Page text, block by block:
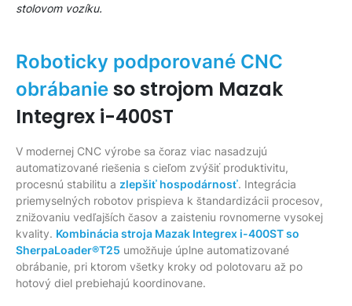
stolovom vozíku.
Roboticky podporované CNC
obrábanie so strojom Mazak
Integrex i-400ST
V modernej CNC výrobe sa čoraz viac nasadzujú
automatizované riešenia s cieľom zvýšiť produktivitu,
procesnú stabilitu a zlepšiť hospodárnosť. Integrácia
priemyselných robotov prispieva k štandardizácii procesov,
znižovaniu vedľajších časov a zaisteniu rovnomerne vysokej
kvality. Kombinácia stroja Mazak Integrex i-400ST so
SherpaLoader®T25 umožňuje úplne automatizované
obrábanie, pri ktorom všetky kroky od polotovaru až po
hotový diel prebiehajú koordinovane.